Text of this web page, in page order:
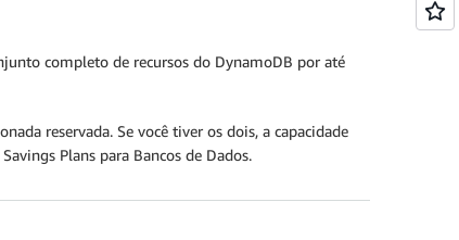
completo de recursos do DynamoDB por até
reservada. Se você tiver os dois, a capacidade
Plans para Bancos de Dados.